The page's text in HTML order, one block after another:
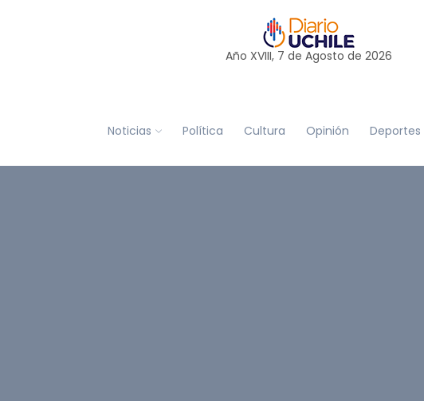
Año XVIII, 7 de Agosto de 2026
Noticias Política Cultura Opinión Deportes